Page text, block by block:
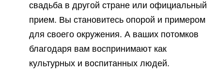
свадьба в другой стране или официальный
прием. Вы становитесь опорой и примером
для своего окружения. А ваших потомков
благодаря вам воспринимают как
культурных и воспитанных людей.